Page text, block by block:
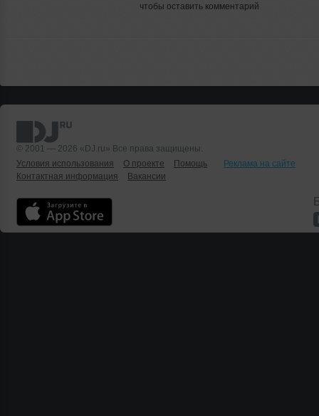
чтобы оставить комментарий
© 2001 — 2026 «DJ.ru» Все права защищены.
Условия использования
О проекте Помощь
Реклама на сайте
Контактная информация
Вакансии